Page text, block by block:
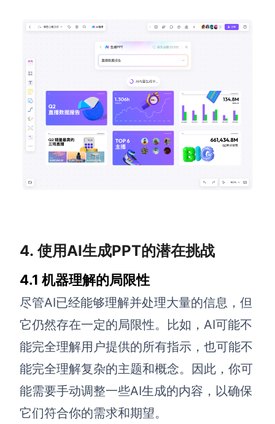
4. 使用AI生成PPT的潜在挑战
4.1 机器理解的局限性
尽管AI已经能够理解并处理大量的信息，但
它仍然存在一定的局限性。比如，AI可能不
能完全理解用户提供的所有指示，也可能不
能完全理解复杂的主题和概念。因此，你可
能需要手动调整一些AI生成的内容，以确保
它们符合你的需求和期望。